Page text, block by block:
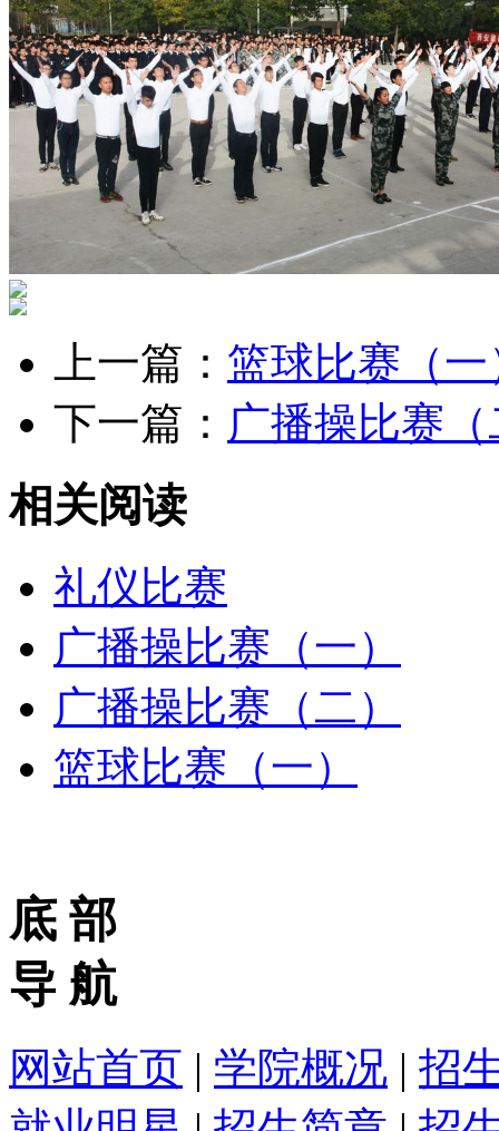
上一篇： 篮球比赛（一
下一篇： 广播操比赛
相关阅读
礼仪比赛
广播操比赛（一）
广播操比赛（二）
篮球比赛（一）
底 部
导 航
网站首页 | 学院概况 | 招